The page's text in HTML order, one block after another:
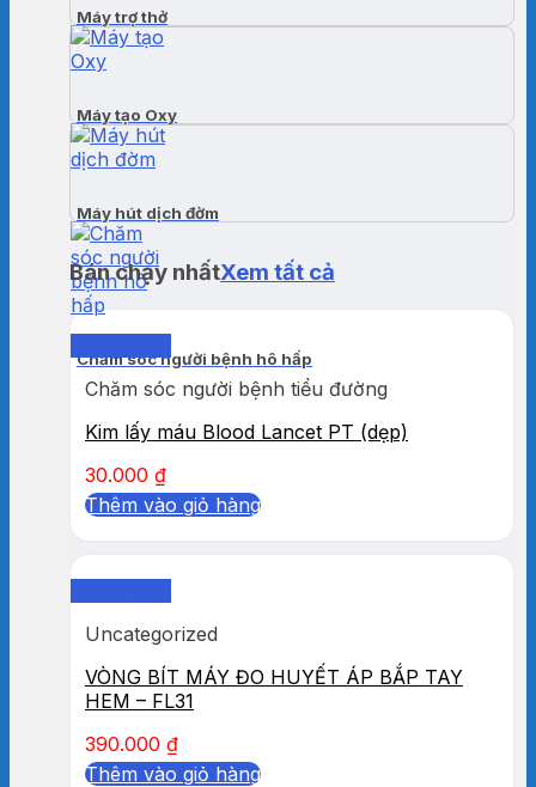
Máy trợ thở
Máy tạo Oxy
Máy hút dịch đờm
Chăm sóc người bệnh hô hấp
Bán chạy nhấtXem tất cả
Chăm sóc người bệnh tiểu đường
Kim lấy máu Blood Lancet PT (dẹp)
30.000 ₫
Thêm vào giỏ hàng
Uncategorized
VÒNG BÍT MÁY ĐO HUYẾT ÁP BẮP TAY
HEM – FL31
390.000 ₫
Thêm vào giỏ hàng